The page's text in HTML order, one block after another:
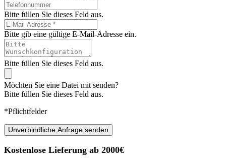
Bitte füllen Sie dieses Feld aus.
Bitte gib eine gültige E-Mail-Adresse ein.
Bitte füllen Sie dieses Feld aus.
Möchten Sie eine Datei mit senden?
Bitte füllen Sie dieses Feld aus.
*Pflichtfelder
Unverbindliche Anfrage senden
Kostenlose Lieferung ab 2000€